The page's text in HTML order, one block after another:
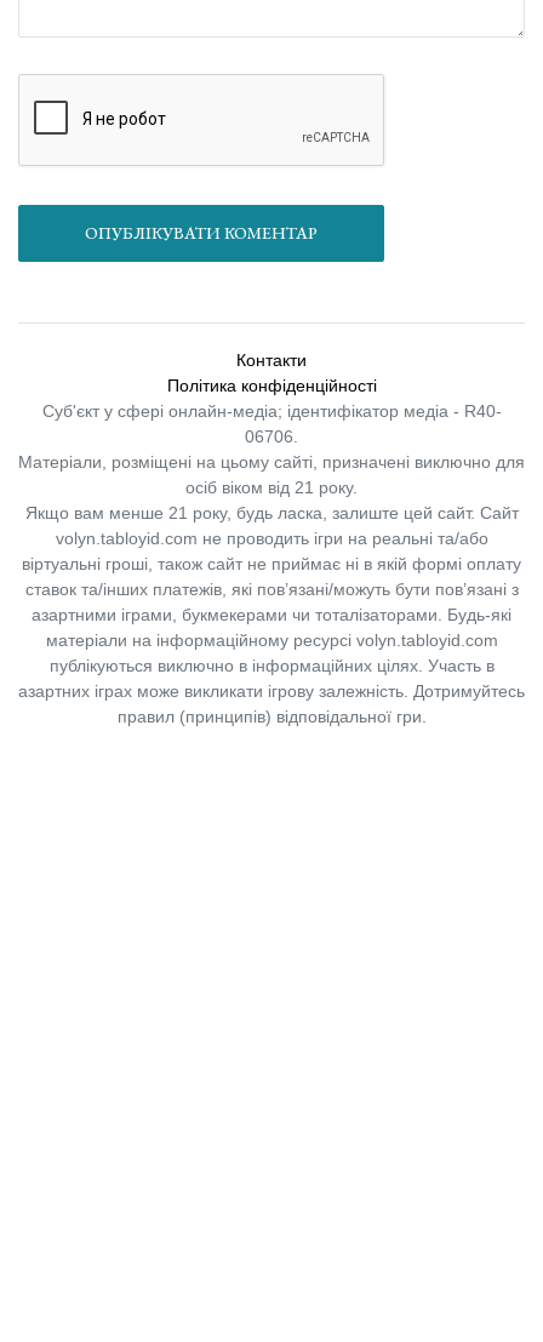
ОПУБЛІКУВАТИ КОМЕНТАР
Контакти
Політика конфіденційності
Суб'єкт у сфері онлайн-медіа; ідентифікатор медіа - R40-
06706.
Матеріали, розміщені на цьому сайті, призначені виключно для
осіб віком від 21 року.
Якщо вам менше 21 року, будь ласка, залиште цей сайт. Сайт
volyn.tabloyid.com не проводить ігри на реальні та/або
віртуальні гроші, також сайт не приймає ні в якій формі оплату
ставок та/інших платежів, які пов’язані/можуть бути пов’язані з
азартними іграми, букмекерами чи тоталізаторами. Будь-які
матеріали на інформаційному ресурсі volyn.tabloyid.com
публікуються виключно в інформаційних цілях. Участь в
азартних іграх може викликати ігрову залежність. Дотримуйтесь
правил (принципів) відповідальної гри.